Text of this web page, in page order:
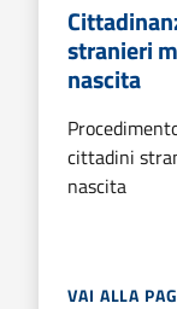
stranieri
nascita
cittadini
nascita
VAI ALLA